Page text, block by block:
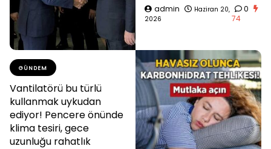
admin
Haziran 20,
2026
0
74
GÜNDEM
Vantilatörü bu türlü
kullanmak uykudan
ediyor! Pencere önünde
klima tesiri, gece
uzunluğu rahatlık